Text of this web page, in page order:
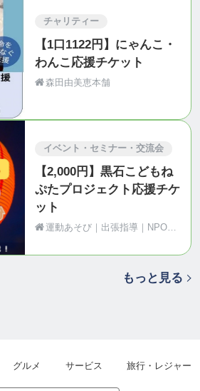
チャリティー
【1口1122円】にゃんこ・
わんこ応援チケット
森田由美恵本舗
イベント・セミナー・交流会
【2,000円】黒石こどもね
ぷたプロジェクト応援チケ
ット
運動あそび｜出張指導｜NPO法人Motion（青森県黒石市）
もっと見る
グルメ サービス 旅行・レジャー